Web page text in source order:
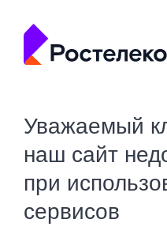
Уважаемый
наш сайт
при
сервисов